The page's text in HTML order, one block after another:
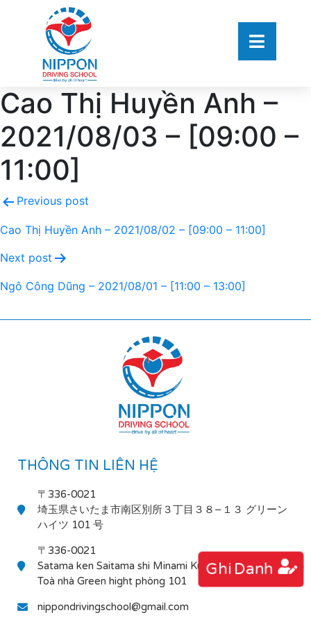
Cao Thị Huyền Anh –
2021/08/03 – [09:00 –
11:00]
Previous post
Cao Thị Huyền Anh – 2021/08/02 – [09:00 – 11:00]
Next post
Ngô Công Dũng – 2021/08/01 – [11:00 – 13:00]
Ghi Danh
THÔNG TIN LIÊN HỆ
〒336-0021
埼玉県さいたま市南区別所３丁目３８−１３ グリーン
ハイツ 101 号
〒336-0021
Satama ken Saitama shi Minami Ku Bessho 3-38-13
Toà nhà Green hight phòng 101
nippondrivingschool@gmail.com